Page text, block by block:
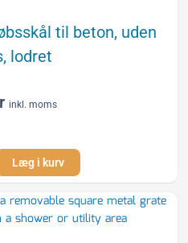
til beton, uden
lodret
inkl. moms
Læg i kurv